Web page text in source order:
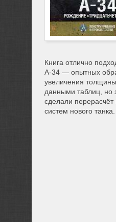
Книга отлично
А-34 — опытных
увеличения
данными таблиц, но
сделали перерасчёт
систем нового танка.